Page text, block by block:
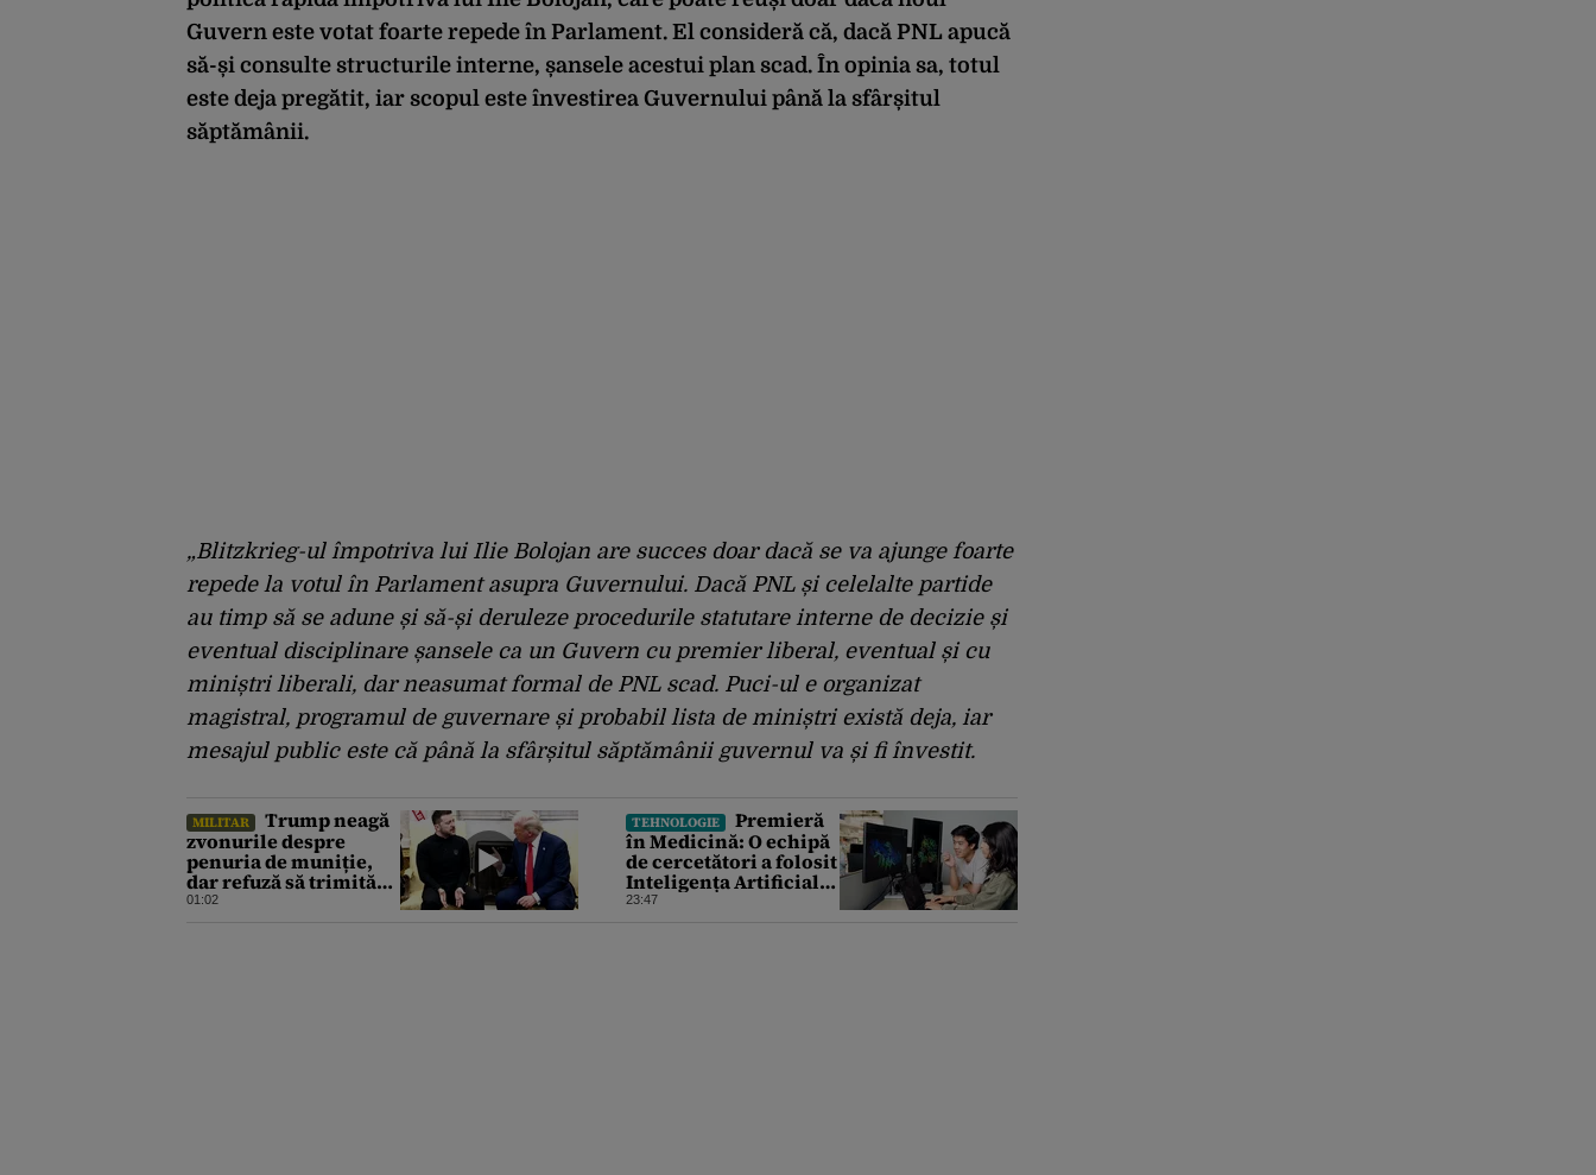
Guvern este votat foarte repede în Parlament. El consideră că, dacă PNL apucă
să-și consulte structurile interne, șansele acestui plan scad. În opinia sa, totul
este deja pregătit, iar scopul este învestirea Guvernului până la sfârșitul
săptămânii.
„Blitzkrieg-ul împotriva lui Ilie Bolojan are succes doar dacă se va ajunge foarte
repede la votul în Parlament asupra Guvernului. Dacă PNL și celelalte partide
au timp să se adune și să-și deruleze procedurile statutare interne de decizie și
eventual disciplinare șansele ca un Guvern cu premier liberal, eventual și cu
miniștri liberali, dar neasumat formal de PNL scad. Puci-ul e organizat
magistral, programul de guvernare și probabil lista de miniștri există deja, iar
mesajul public este că până la sfârșitul săptămânii guvernul va și fi învestit.
MILITAR
Trump neagă
zvonurile despre
penuria de muniție,
dar refuză să trimită
rachete Ucrainei:
01:02
TEHNOLOGIE
Premieră
în Medicină: O echipă
de cercetători a folosit
Inteligența Artificială
pentru a crea primele
23:47